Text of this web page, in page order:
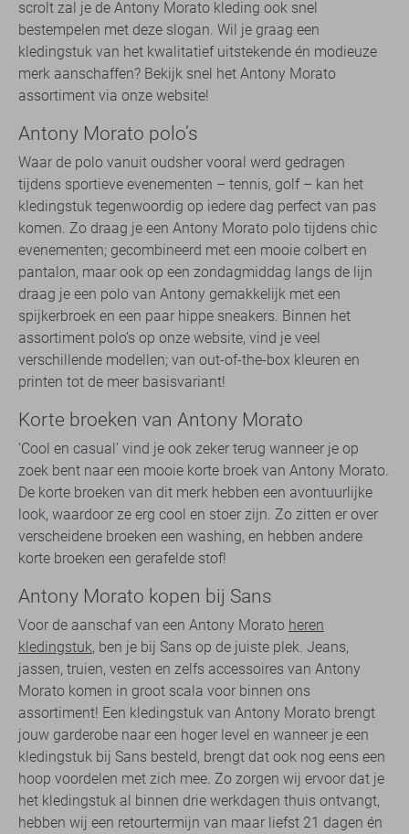
scrolt zal je de Antony Morato kleding ook snel
bestempelen met deze slogan. Wil je graag een
kledingstuk van het kwalitatief uitstekende én modieuze
merk aanschaffen? Bekijk snel het Antony Morato
assortiment via onze website!
Antony Morato polo’s
Waar de polo vanuit oudsher vooral werd gedragen
tijdens sportieve evenementen – tennis, golf – kan het
kledingstuk tegenwoordig op iedere dag perfect van pas
komen. Zo draag je een Antony Morato polo tijdens chic
evenementen; gecombineerd met een mooie colbert en
pantalon, maar ook op een zondagmiddag langs de lijn
draag je een polo van Antony gemakkelijk met een
spijkerbroek en een paar hippe sneakers. Binnen het
assortiment polo’s op onze website, vind je veel
verschillende modellen; van out-of-the-box kleuren en
printen tot de meer basisvariant!
Korte broeken van Antony Morato
‘Cool en casual’ vind je ook zeker terug wanneer je op
zoek bent naar een mooie korte broek van Antony Morato.
De korte broeken van dit merk hebben een avontuurlijke
look, waardoor ze erg cool en stoer zijn. Zo zitten er over
verscheidene broeken een washing, en hebben andere
korte broeken een gerafelde stof!
Antony Morato kopen bij Sans
Voor de aanschaf van een Antony Morato heren
kledingstuk, ben je bij Sans op de juiste plek. Jeans,
jassen, truien, vesten en zelfs accessoires van Antony
Morato komen in groot scala voor binnen ons
assortiment! Een kledingstuk van Antony Morato brengt
jouw garderobe naar een hoger level en wanneer je een
kledingstuk bij Sans besteld, brengt dat ook nog eens een
hoop voordelen met zich mee. Zo zorgen wij ervoor dat je
het kledingstuk al binnen drie werkdagen thuis ontvangt,
hebben wij een retourtermijn van maar liefst 21 dagen én